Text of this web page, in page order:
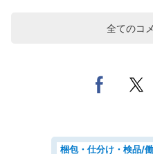
全てのコ